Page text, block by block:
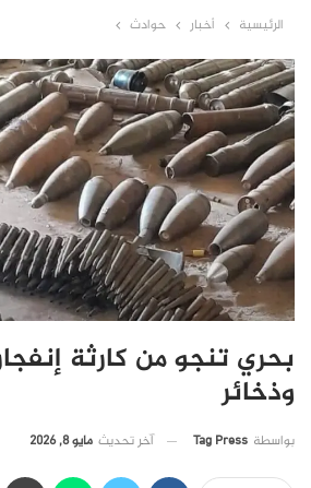
الرئيسية أخبار حوادث
بحري تنجو من كارثة
وذخائر
بواسطة Tag Press آخر تحديث مايو 8, 2026